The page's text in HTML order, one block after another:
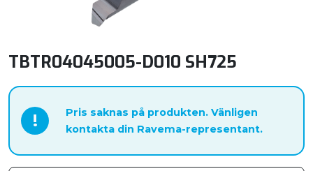
TBTR04045005-D010 SH725
!
Pris saknas på produkten. Vänligen
kontakta din Ravema-representant.